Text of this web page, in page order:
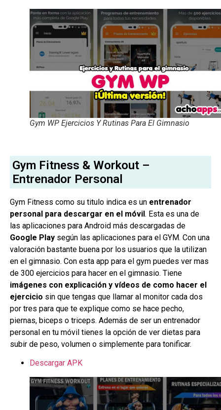
Gym WP Ejercicios Y Rutinas Para El Gimnasio
Gym Fitness & Workout –
Entrenador Personal
Gym Fitness como su titulo indica es un entrenador
personal para descargar en el móvil. Esta es una de
las aplicaciones para Android más descargadas de
Google Play según las aplicaciones para el GYM. Con una
valoración bastante buena por los usuarios que la utilizan
en el gimnasio. Con esta app para el gym puedes ver mas
de 300 ejercicios para hacer en el gimnasio. Tiene
imágenes con explicación y vídeos de como hacer el
ejercicio sin que tengas que llamar al monitor cada dos
por tres para que te explique como se hace pecho,
piernas, biceps o triceps. Además de ser un entrenador
personal en tu móvil tienes la opción de ver dietas para
subir de peso, volumen o simplemente para tonificar.
Descargar APK